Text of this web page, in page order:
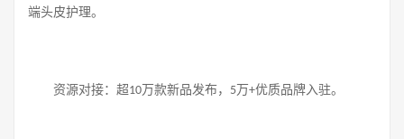
端头皮护理。
资源对接：超10万款新品发布， 5万+优质品牌入驻。